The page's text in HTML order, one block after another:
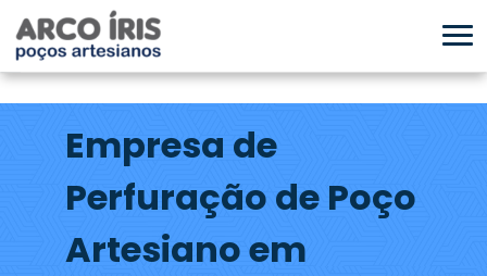
Empresa de
Perfuração de Poço
Artesiano em